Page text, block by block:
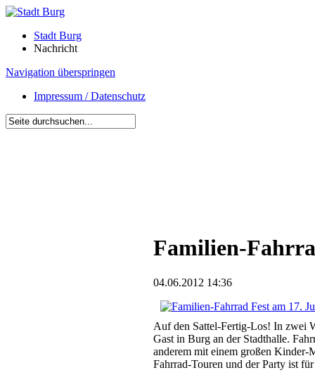
Stadt Burg
Nachricht
Navigation überspringen
Impressum / Datenschutz
Familien-
04.06.2012 14:36
Auf den Sattel-Fertig-Los! In zwei
Gast in Burg an der Stadthalle.
anderem mit einem großen
Fahrrad-Touren und der Party ist